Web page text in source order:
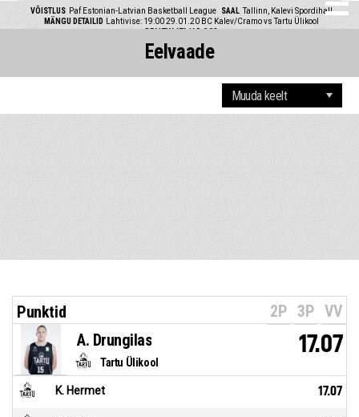
VÕISTLUS Paf Estonian-Latvian Basketball League SAAL Tallinn, Kalevi Spordihall
MÄNGU DETAILID
Lahtivise: 19:00 29.01.20 BC Kalev/Cramo vs Tartu Ülikool
PEALTVAATAJAD 302
Eelvaade
Punktid 2P 3P VV
Tartu Ülikool
A. Drungilas 17.07
K. Hermet 17.07